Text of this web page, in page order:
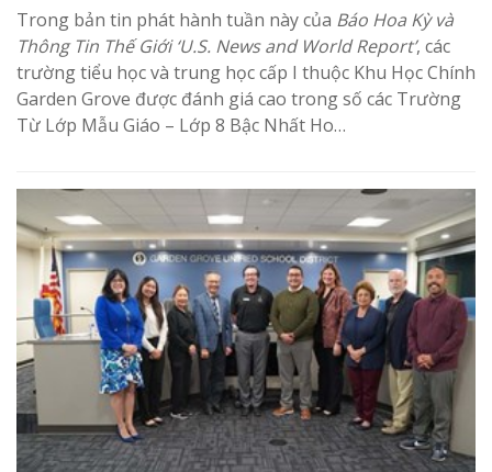
Trong bản tin phát hành tuần này của Báo Hoa Kỳ và
Thông Tin Thế Giới ‘U.S. News and World Report’, các
trường tiểu học và trung học cấp I thuộc Khu Học Chính
Garden Grove được đánh giá cao trong số các Trường
Từ Lớp Mẫu Giáo – Lớp 8 Bậc Nhất Ho…